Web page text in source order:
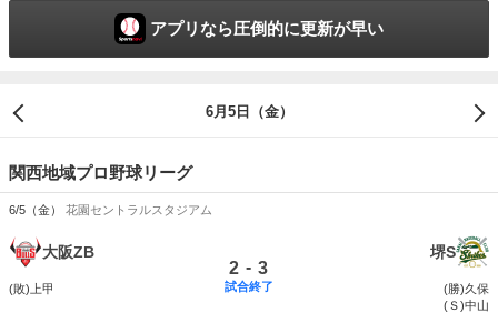
アプリなら圧倒的に更新が早い
6月5日（金）
関西地域プロ野球リーグ
6/5（金） 花園セントラルスタジアム
大阪ZB
(敗)上甲
2 - 3
試合終了
堺S
(勝)久保
(Ｓ)中山